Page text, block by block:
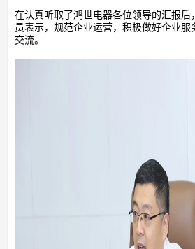
在认真听取了鸿世电器各位领导的汇报
员表示，规范企业运营，积极做好企业
交流。